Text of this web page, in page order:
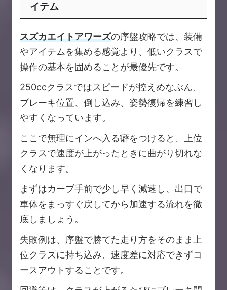
イテム
スズカエイトアワーズの序盤攻略では、装備
やアイテムを集める感覚より、低いクラスで
操作の基本を固めることが最優先です。
250ccクラスではスピードが控えめなぶん、
ブレーキ位置、倒し込み、姿勢復帰を練習し
やすくなっています。
ここで無理にインへ入る癖をつけると、上位
クラスで速度が上がったときに曲がり切れな
くなります。
まずはカーブ手前で少し早く減速し、出口で
車体をまっすぐ戻してから加速する流れを徹
底しましょう。
失敗例は、序盤で勝てた走り方をそのまま上
位クラスに持ち込み、速度差に対応できずコ
ースアウトすることです。